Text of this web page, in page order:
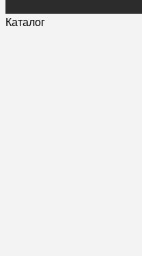
Каталог